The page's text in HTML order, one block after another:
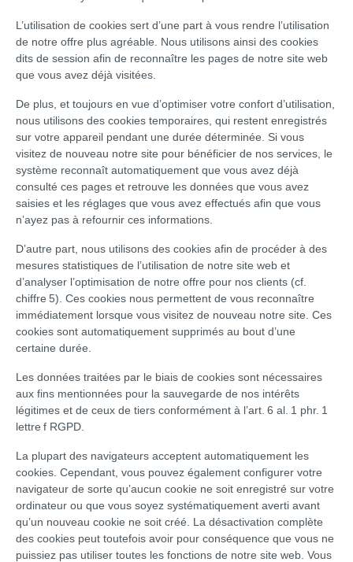
L’utilisation de cookies sert d’une part à vous rendre l’utilisation
de notre offre plus agréable. Nous utilisons ainsi des cookies
dits de session afin de reconnaître les pages de notre site web
que vous avez déjà visitées.
De plus, et toujours en vue d’optimiser votre confort d’utilisation,
nous utilisons des cookies temporaires, qui restent enregistrés
sur votre appareil pendant une durée déterminée. Si vous
visitez de nouveau notre site pour bénéficier de nos services, le
système reconnaît automatiquement que vous avez déjà
consulté ces pages et retrouve les données que vous avez
saisies et les réglages que vous avez effectués afin que vous
n’ayez pas à refournir ces informations.
D’autre part, nous utilisons des cookies afin de procéder à des
mesures statistiques de l’utilisation de notre site web et
d’analyser l’optimisation de notre offre pour nos clients (cf.
chiffre 5). Ces cookies nous permettent de vous reconnaître
immédiatement lorsque vous visitez de nouveau notre site. Ces
cookies sont automatiquement supprimés au bout d’une
certaine durée.
Les données traitées par le biais de cookies sont nécessaires
aux fins mentionnées pour la sauvegarde de nos intérêts
légitimes et de ceux de tiers conformément à l’art. 6 al. 1 phr. 1
lettre f RGPD.
La plupart des navigateurs acceptent automatiquement les
cookies. Cependant, vous pouvez également configurer votre
navigateur de sorte qu’aucun cookie ne soit enregistré sur votre
ordinateur ou que vous soyez systématiquement averti avant
qu’un nouveau cookie ne soit créé. La désactivation complète
des cookies peut toutefois avoir pour conséquence que vous ne
puissiez pas utiliser toutes les fonctions de notre site web. Vous